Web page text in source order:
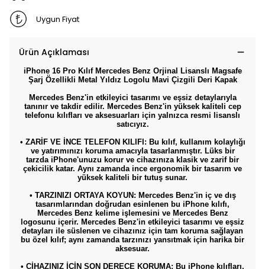
Uygun Fiyat
Ürün Açıklaması
iPhone 16 Pro Kılıf Mercedes Benz Orjinal Lisanslı Magsafe
Şarj Özellikli Metal Yıldız Logolu Mavi Çizgili Deri Kapak
Mercedes Benz'in etkileyici tasarımı ve eşsiz detaylarıyla
tanınır ve takdir edilir. Mercedes Benz'in yüksek kaliteli cep
telefonu kılıfları ve aksesuarları için yalnızca resmi lisanslı
satıcıyız.
• ZARİF VE İNCE TELEFON KILIFI: Bu kılıf, kullanım kolaylığı
ve yatırımınızı koruma amacıyla tasarlanmıştır. Lüks bir
tarzda iPhone'unuzu korur ve cihazınıza klasik ve zarif bir
çekicilik katar. Aynı zamanda ince ergonomik bir tasarım ve
yüksek kaliteli bir tutuş sunar.
• TARZINIZI ORTAYA KOYUN: Mercedes Benz'in iç ve dış
tasarımlarından doğrudan esinlenen bu iPhone kılıfı,
Mercedes Benz kelime işlemesini ve Mercedes Benz
logosunu içerir. Mercedes Benz'in etkileyici tasarımı ve eşsiz
detayları ile süslenen ve cihazınız için tam koruma sağlayan
bu özel kılıf; aynı zamanda tarzınızı yansıtmak için harika bir
aksesuar.
• CİHAZINIZ İÇİN SON DERECE KORUMA: Bu iPhone kılıfları,